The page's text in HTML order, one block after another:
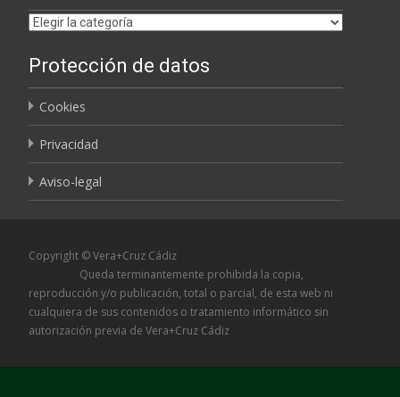
Etiquetas
Protección de datos
Cookies
Privacidad
Aviso-legal
Copyright © Vera+Cruz Cádiz
Queda terminantemente prohibida la copia,
reproducción y/o publicación, total o parcial, de esta web ni
cualquiera de sus contenidos o tratamiento informático sin
autorización previa de Vera+Cruz Cádiz